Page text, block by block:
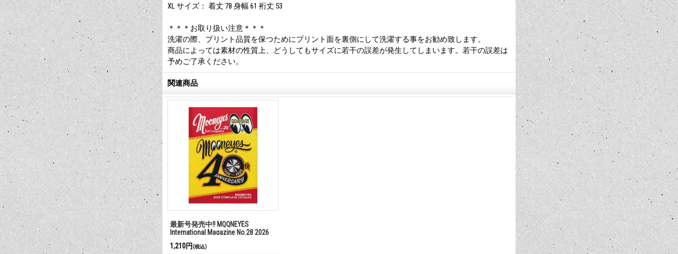
XL サイズ： 着丈 78 身幅 61 裄丈 53
＊＊＊お取り扱い注意＊＊＊
洗濯の際、プリント品質を保つためにプリント面を裏側にして洗濯する事をお勧め致します。
商品によっては素材の性質上、どうしてもサイズに若干の誤差が発生してしまいます。若干の誤差は
予めご了承ください。
関連商品
最新号発売中!! MQQNEYES
International Magazine No.28 2026
1,210円 (税込)